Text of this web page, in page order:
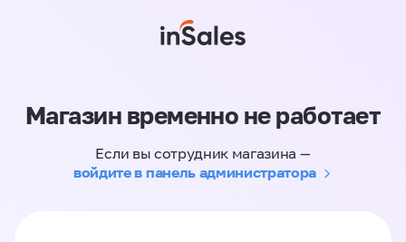
Магазин временно не работает
Если вы сотрудник магазина —
войдите в панель администратора